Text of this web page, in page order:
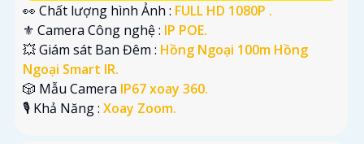
👀 Chất lượng hình Ảnh : FULL HD 1080P .
⚜️ Camera Công nghệ : IP POE.
💥 Giám sát Ban Đêm : Hồng Ngoại 100m Hồng
Ngoại Smart IR.
🎲 Mẫu Camera IP67 xoay 360.
️🎙 Khả Năng : Xoay Zoom.